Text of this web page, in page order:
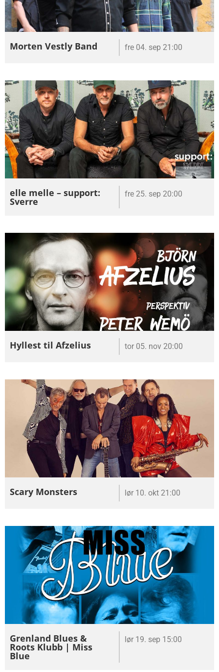
Morten Vestly Band fre 04. sep 21:00
elle melle – support:
Sverre
fre 25. sep 20:00
Hyllest til Afzelius tor 05. nov 20:00
Scary Monsters lør 10. okt 21:00
Grenland Blues &
Roots Klubb | Miss
Blue
lør 19. sep 15:00